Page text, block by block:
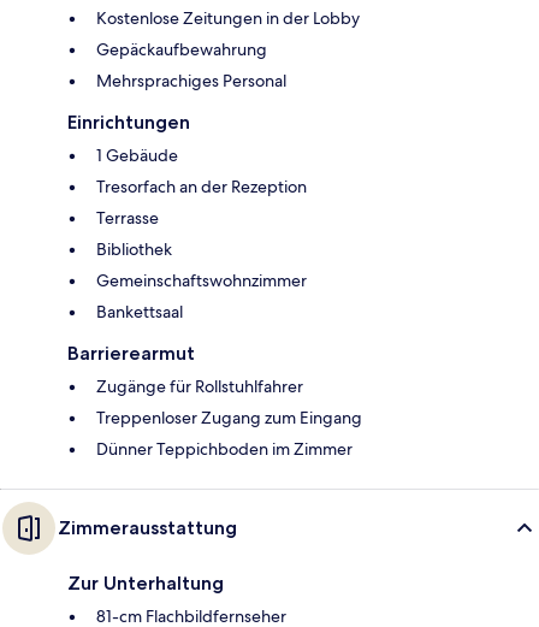
Kostenlose Zeitungen in der Lobby
Gepäckaufbewahrung
Mehrsprachiges Personal
Einrichtungen
1 Gebäude
Tresorfach an der Rezeption
Terrasse
Bibliothek
Gemeinschaftswohnzimmer
Bankettsaal
Barrierearmut
Zugänge für Rollstuhlfahrer
Treppenloser Zugang zum Eingang
Dünner Teppichboden im Zimmer
Zimmerausstattung
Zur Unterhaltung
81-cm Flachbildfernseher